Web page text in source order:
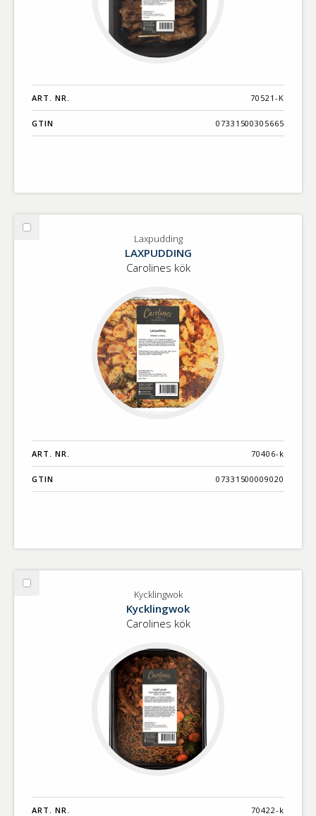
ART. NR. 70521-K
GTIN 07331500305665
Välj
Laxpudding
LAXPUDDING
Carolines kök
ART. NR. 70406-k
GTIN 07331500009020
Välj
Kycklingwok
Kycklingwok
Carolines kök
ART. NR. 70422-k